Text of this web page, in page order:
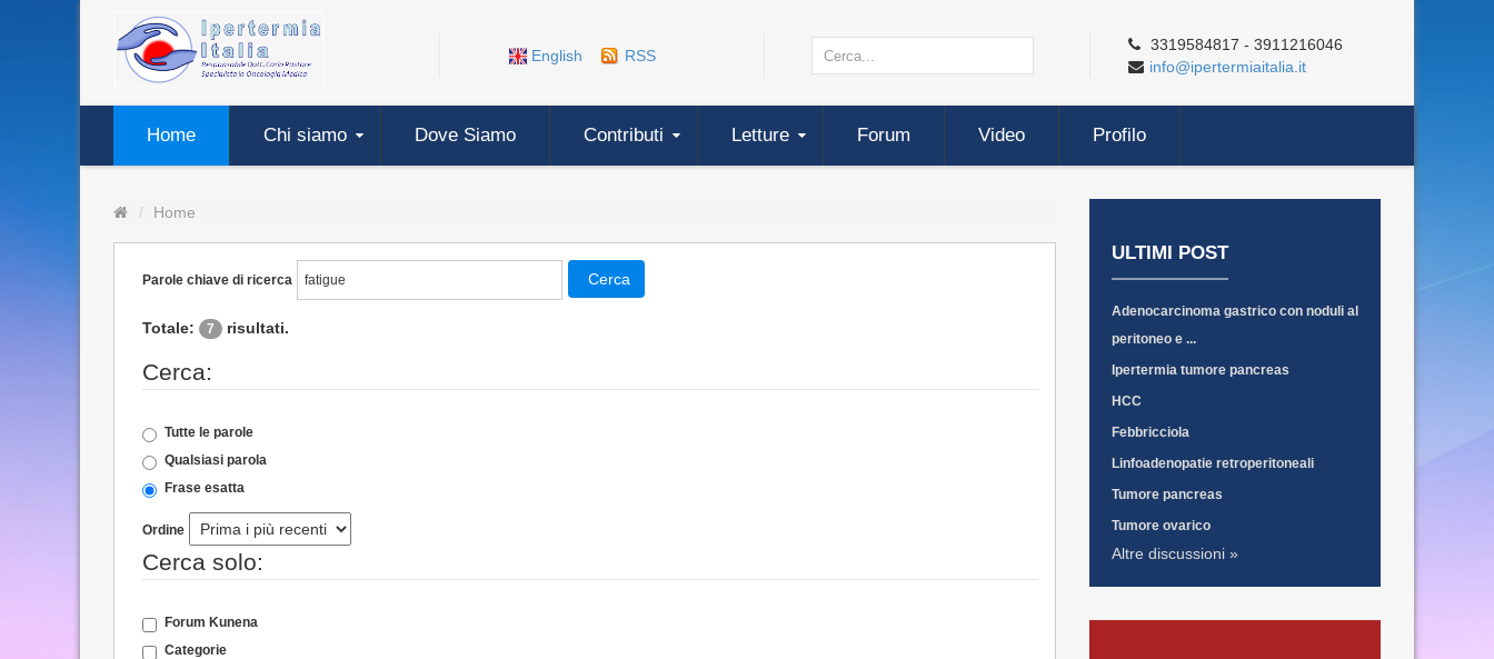
English RSS
3319584817 - 3911216046
info@ipertermiaitalia.it
Home Chi siamo Dove Siamo Contributi Letture Forum Video Profilo
Home
Parole chiave di ricerca Cerca
Totale: 7 risultati.
Cerca:
Tutte le parole
Qualsiasi parola
Frase esatta
Ordine
Cerca solo:
Forum Kunena
Categorie
ULTIMI POST
Adenocarcinoma gastrico con noduli al
peritoneo e ...
Ipertermia tumore pancreas
HCC
Febbricciola
Linfoadenopatie retroperitoneali
Tumore pancreas
Tumore ovarico
Altre discussioni »